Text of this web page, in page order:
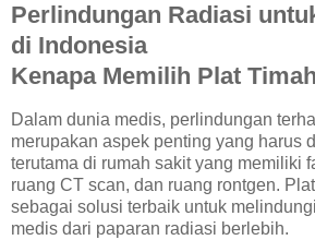
Perlindungan Radiasi
di Indonesia
Kenapa Memilih Plat
Dalam dunia medis, perlindungan
merupakan aspek penting yang harus
terutama di rumah sakit yang memiliki
ruang CT scan, dan ruang rontgen.
sebagai solusi terbaik untuk
medis dari paparan radiasi berlebih.